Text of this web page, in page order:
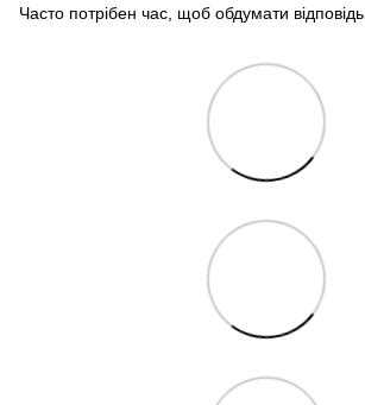
Часто потрібен час, щоб обдумати відповідь.